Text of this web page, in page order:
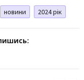
новини 2024 рік